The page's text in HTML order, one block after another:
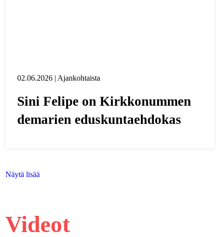
02.06.2026 | Ajankohtaista
Sini Felipe on Kirkkonummen
demarien eduskuntaehdokas
Näytä lisää
Videot